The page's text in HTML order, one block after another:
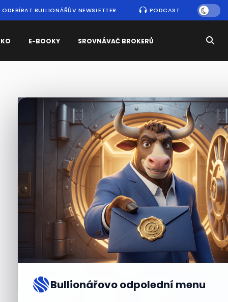
ODEBÍRAT BULLIONÁŘŮV NEWSLETTER PODCAST
E-BOOKY SROVNÁVAČ BROKERŮ
Bullionářovo odpolední menu
Nejčtenějšízprávy